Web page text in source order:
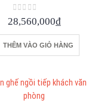
0out of 5
28,560,000₫
THÊM VÀO GIỎ HÀNG